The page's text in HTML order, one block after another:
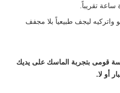
تقريباً.
ليجف طبيعياً بلا مجفف
قومى بتجربة الماسك على يديك
أو لا.